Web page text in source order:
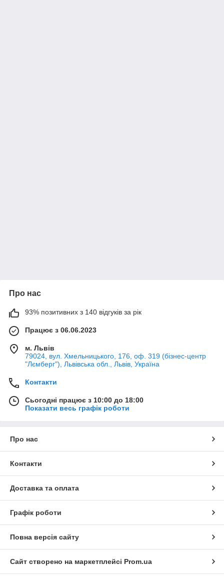
Про нас
93% позитивних з 140 відгуків за рік
Працює з 06.06.2023
м. Львів
79024, вул. Хмельницького, 176, оф. 319 (бізнес-центр
"Лємберг"), Львівська обл., Львів, Україна
Контакти
Сьогодні працює з 10:00 до 18:00
Показати весь графік роботи
Про нас
Контакти
Доставка та оплата
Графік роботи
Повна версія сайту
Сайт створено на маркетплейсі Prom.ua